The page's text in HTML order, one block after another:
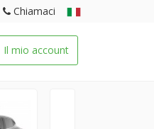
Chiamaci
Il mio account